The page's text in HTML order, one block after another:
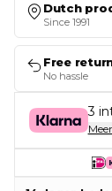
Dutch
Since 1991
Free
No hassle
3